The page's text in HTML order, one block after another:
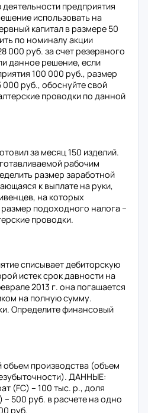
предприятия
использовать на
капитал в размере 50
по номиналу акции
000 руб. за счет резервного
данное решение, если
100 000 руб., размер
000 руб., обоснуйте свой
проводки по данной
за месяц 150 изделий.
рабочим
размер заработной
к выплате на руки,
на которых
подоходного налога –
проводки.
списывает дебиторскую
истек срок давности на
2013 г. она погашается
на полную сумму.
Определите финансовый
объем производства (объем
ДАННЫЕ:
(FC) – 100 тыс. р., доля
– 500 руб. в расчете на одно
руб.